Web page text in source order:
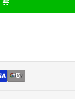
+6